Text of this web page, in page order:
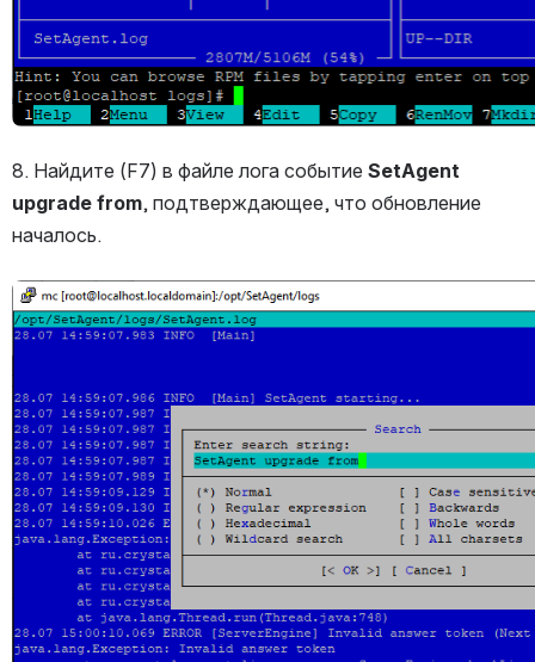
8. Найдите (F7) в файле лога событие SetAgent
upgrade from, подтверждающее, что обновление
началось.
Открыть файл «»